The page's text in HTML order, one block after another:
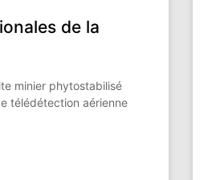
de la
minier phytostabilisé
télédétection aérienne